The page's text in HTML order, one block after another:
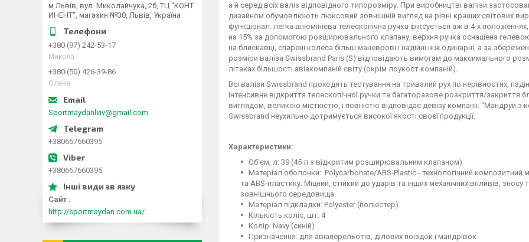
а й серед всіх валіз відповідного типорозміру. При виробництві валізи
дизайном обумовлюють люксовий зовнішній вигляд на рівні кращих світових
функціонал: легка алюмінієва телескопічна ручка фіксується аж в 4-х
на 15% за допомогою розширювального клапану, верхня ручка оснащена
на блискавці, спарені колеса більш маневрові і надійні ніж одинарні, а за
розміри валізи Swissbrand Paris (S) відповідають вимогам до максимального
літаках більшості авіакомпаній світу (окрім лоукост компаній).
Всі валізи Swissbrand проходять тестування на тривалий рух по нерівностях,
інтенсивне відкриття телескопічної ручки та багаторазове розкриття/
виглядом, великою місткістю, і повністю відповідає девізу компанії:
Swissbrand неухильно дотримується високої якості своєї продукції.
Характеристики:
Об'єм, л: 39 (45 л з відкритим розширювальним клапаном)
Матеріал оболонки: Polycarbonate/ABS-Plastic - технологічний композитний
та ABS-пластику. Міцний, стійкий до ударів та інших механічних впливів,
зовнішнього середовища.
Матеріал підкладки: Polyester (поліестер).
Кількість коліс, шт: 4
Колір: Navy (синій)
Призначення: для авіаперельотів, ділових поїздок і мандрівок
м.Львів, вул. Миколайчука, 2б, ТЦ "КОНТ
ИНЕНТ", магазин №30, Львів, Україна
+380 (97) 242-53-17
Микола
+380 (50) 426-39-86
Олена
Sportmaydanlviv@gmail.com
+380667660395
+380667660395
Сайт
http://sportmaydan.com.ua/